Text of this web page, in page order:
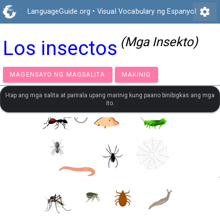
LanguageGuide.org • Visual Vocabulary ng Espanyol settings
Los insectos (Mga Insekto)
MAGENSAYO NG MAGSALITA MAKINIG
I-tap ang mga salita at parirala upang marinig kung paano binibigkas ang mga
ito.